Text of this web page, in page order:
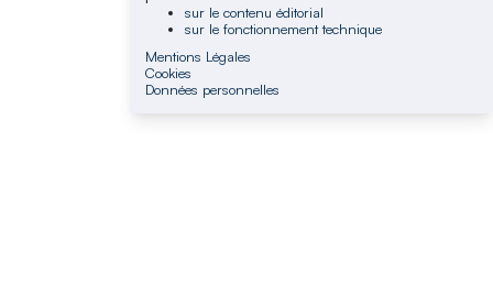
sur le contenu éditorial
sur le fonctionnement technique
Mentions Légales
Cookies
Données personnelles